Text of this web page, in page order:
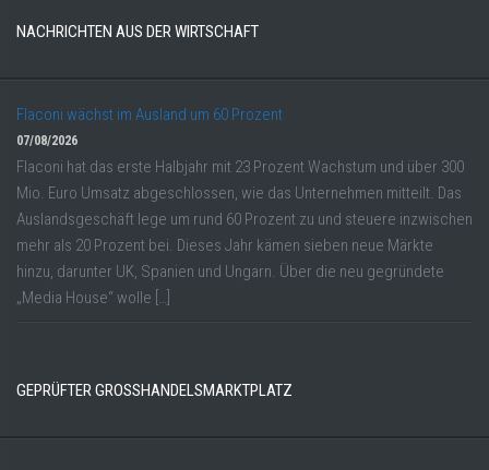
NACHRICHTEN AUS DER WIRTSCHAFT
Flaconi wächst im Ausland um 60 Prozent
07/08/2026
Flaconi hat das erste Halbjahr mit 23 Prozent Wachstum und über 300
Mio. Euro Umsatz abgeschlossen, wie das Unternehmen mitteilt. Das
Auslandsgeschäft lege um rund 60 Prozent zu und steuere inzwischen
mehr als 20 Prozent bei. Dieses Jahr kämen sieben neue Märkte
hinzu, darunter UK, Spanien und Ungarn. Über die neu gegründete
„Media House“ wolle […]
GEPRÜFTER GROSSHANDELSMARKTPLATZ